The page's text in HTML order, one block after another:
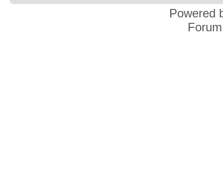
Powered